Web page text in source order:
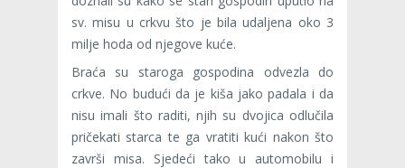
sv. misu u crkvu što je bila udaljena oko 3
milje hoda od njegove kuće.
Braća su staroga gospodina odvezla do
crkve. No budući da je kiša jako padala i da
nisu imali što raditi, njih su dvojica odlučila
pričekati starca te ga vratiti kući nakon što
završi misa. Sjedeći tako u automo­bilu i